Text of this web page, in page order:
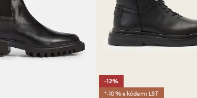
-12%
*-10 % s kódem: LST